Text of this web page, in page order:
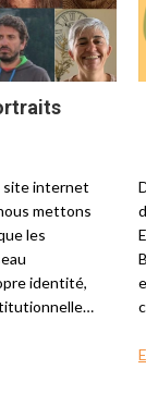
site internet
mettons
les
identité,